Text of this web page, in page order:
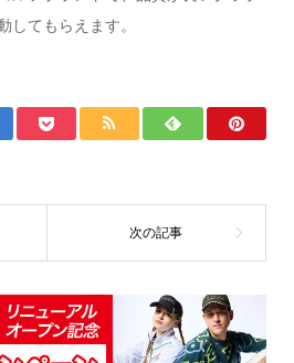
してもらえます。